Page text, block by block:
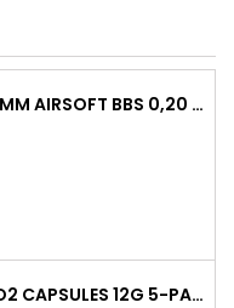
PREMIUM 6 MM AIRSOFT BBS 0,20 G - 1000 KOGELS, NO-JAM, RECHT SCHIETEND
AIRSOFT CO2 CAPSULES 12G 5-PAK - GEMAAKT IN HONGARIJE, EU, PREMIUM KWALITEIT